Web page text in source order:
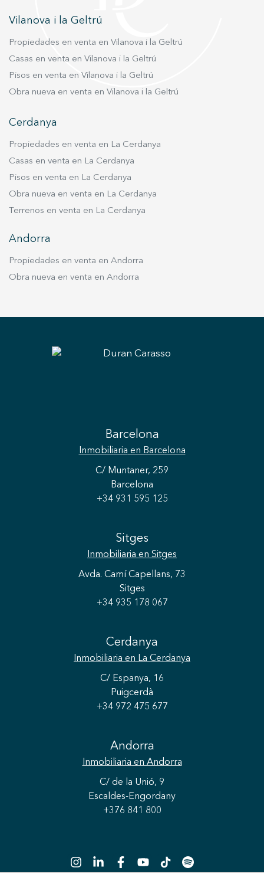
Vilanova i la Geltrú
Propiedades en venta en Vilanova i la Geltrú
Casas en venta en Vilanova i la Geltrú
Pisos en venta en Vilanova i la Geltrú
Obra nueva en venta en Vilanova i la Geltrú
Cerdanya
Propiedades en venta en La Cerdanya
Casas en venta en La Cerdanya
Pisos en venta en La Cerdanya
Obra nueva en venta en La Cerdanya
Terrenos en venta en La Cerdanya
Andorra
Propiedades en venta en Andorra
Obra nueva en venta en Andorra
Barcelona
Inmobiliaria en Barcelona
C/ Muntaner, 259
Barcelona
+34 931 595 125
Sitges
Inmobiliaria en Sitges
Avda. Camí Capellans, 73
Sitges
+34 935 178 067
Cerdanya
Inmobiliaria en La Cerdanya
C/ Espanya, 16
Puigcerdà
+34 972 475 677
Andorra
Inmobiliaria en Andorra
C/ de la Unió, 9
Escaldes-Engordany
+376 841 800